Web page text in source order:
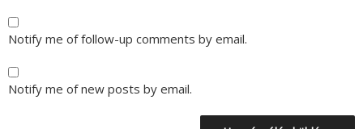
Notify me of follow-up comments by email.
Notify me of new posts by email.